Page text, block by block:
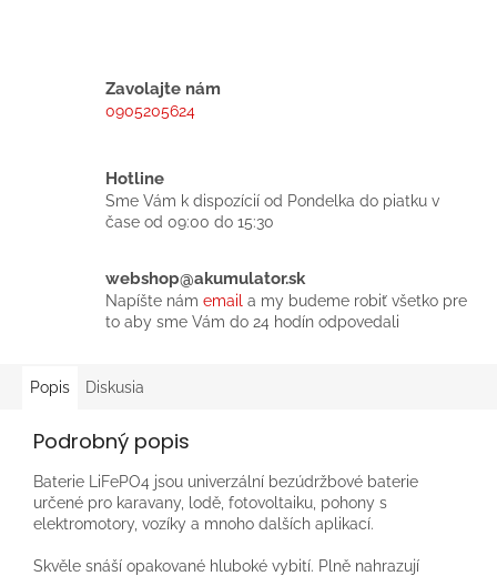
Zavolajte nám
0905205624
Hotline
Sme Vám k dispozícií od Pondelka do piatku v
čase od 09:00 do 15:30
webshop@akumulator.sk
Napíšte nám email a my budeme robiť všetko pre
to aby sme Vám do 24 hodín odpovedali
Popis Diskusia
Podrobný popis
Baterie LiFePO4 jsou univerzální bezúdržbové baterie
určené pro karavany, lodě, fotovoltaiku, pohony s
elektromotory, vozíky a mnoho dalších aplikací.
Skvěle snáší opakované hluboké vybití. Plně nahrazují